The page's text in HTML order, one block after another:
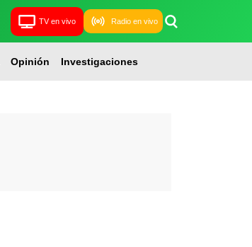
TV en vivo Radio en vivo
Opinión Investigaciones